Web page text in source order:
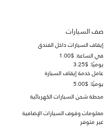
صف السيارات
إيقاف السيارات داخل الفندق
في الساعة: $1.00
يوميًا: $3.25
عامل خدمة إيقاف السيارة
يوميًا: $5.00
محطة شحن السيارات الكهربائية
معلومات وقوف السيارات الإضافية
غير متوفر